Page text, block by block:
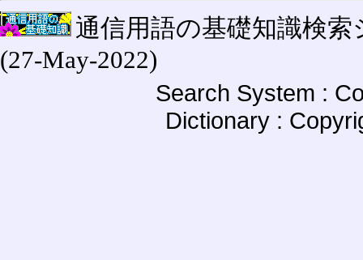
通信用語の基礎知識検索
(27-May-2022)
Search System :
Dictionary :